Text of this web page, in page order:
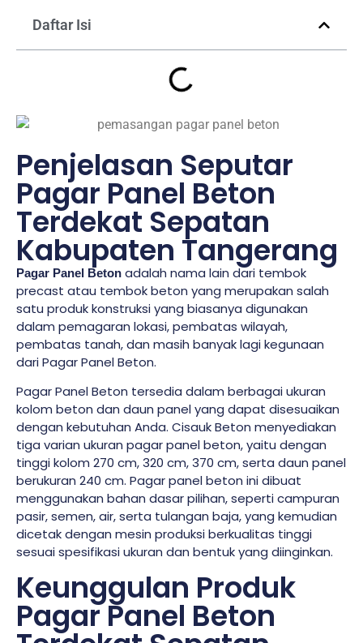
Daftar Isi
Penjelasan Seputar
Pagar Panel Beton
Terdekat Sepatan
Kabupaten Tangerang
Pagar Panel Beton adalah nama lain dari tembok
precast atau tembok beton yang merupakan salah
satu produk konstruksi yang biasanya digunakan
dalam pemagaran lokasi, pembatas wilayah,
pembatas tanah, dan masih banyak lagi kegunaan
dari Pagar Panel Beton.
Pagar Panel Beton tersedia dalam berbagai ukuran
kolom beton dan daun panel yang dapat disesuaikan
dengan kebutuhan Anda. Cisauk Beton menyediakan
tiga varian ukuran pagar panel beton, yaitu dengan
tinggi kolom 270 cm, 320 cm, 370 cm, serta daun panel
berukuran 240 cm. Pagar panel beton ini dibuat
menggunakan bahan dasar pilihan, seperti campuran
pasir, semen, air, serta tulangan baja, yang kemudian
dicetak dengan mesin produksi berkualitas tinggi
sesuai spesifikasi ukuran dan bentuk yang diinginkan.
Keunggulan Produk
Pagar Panel Beton